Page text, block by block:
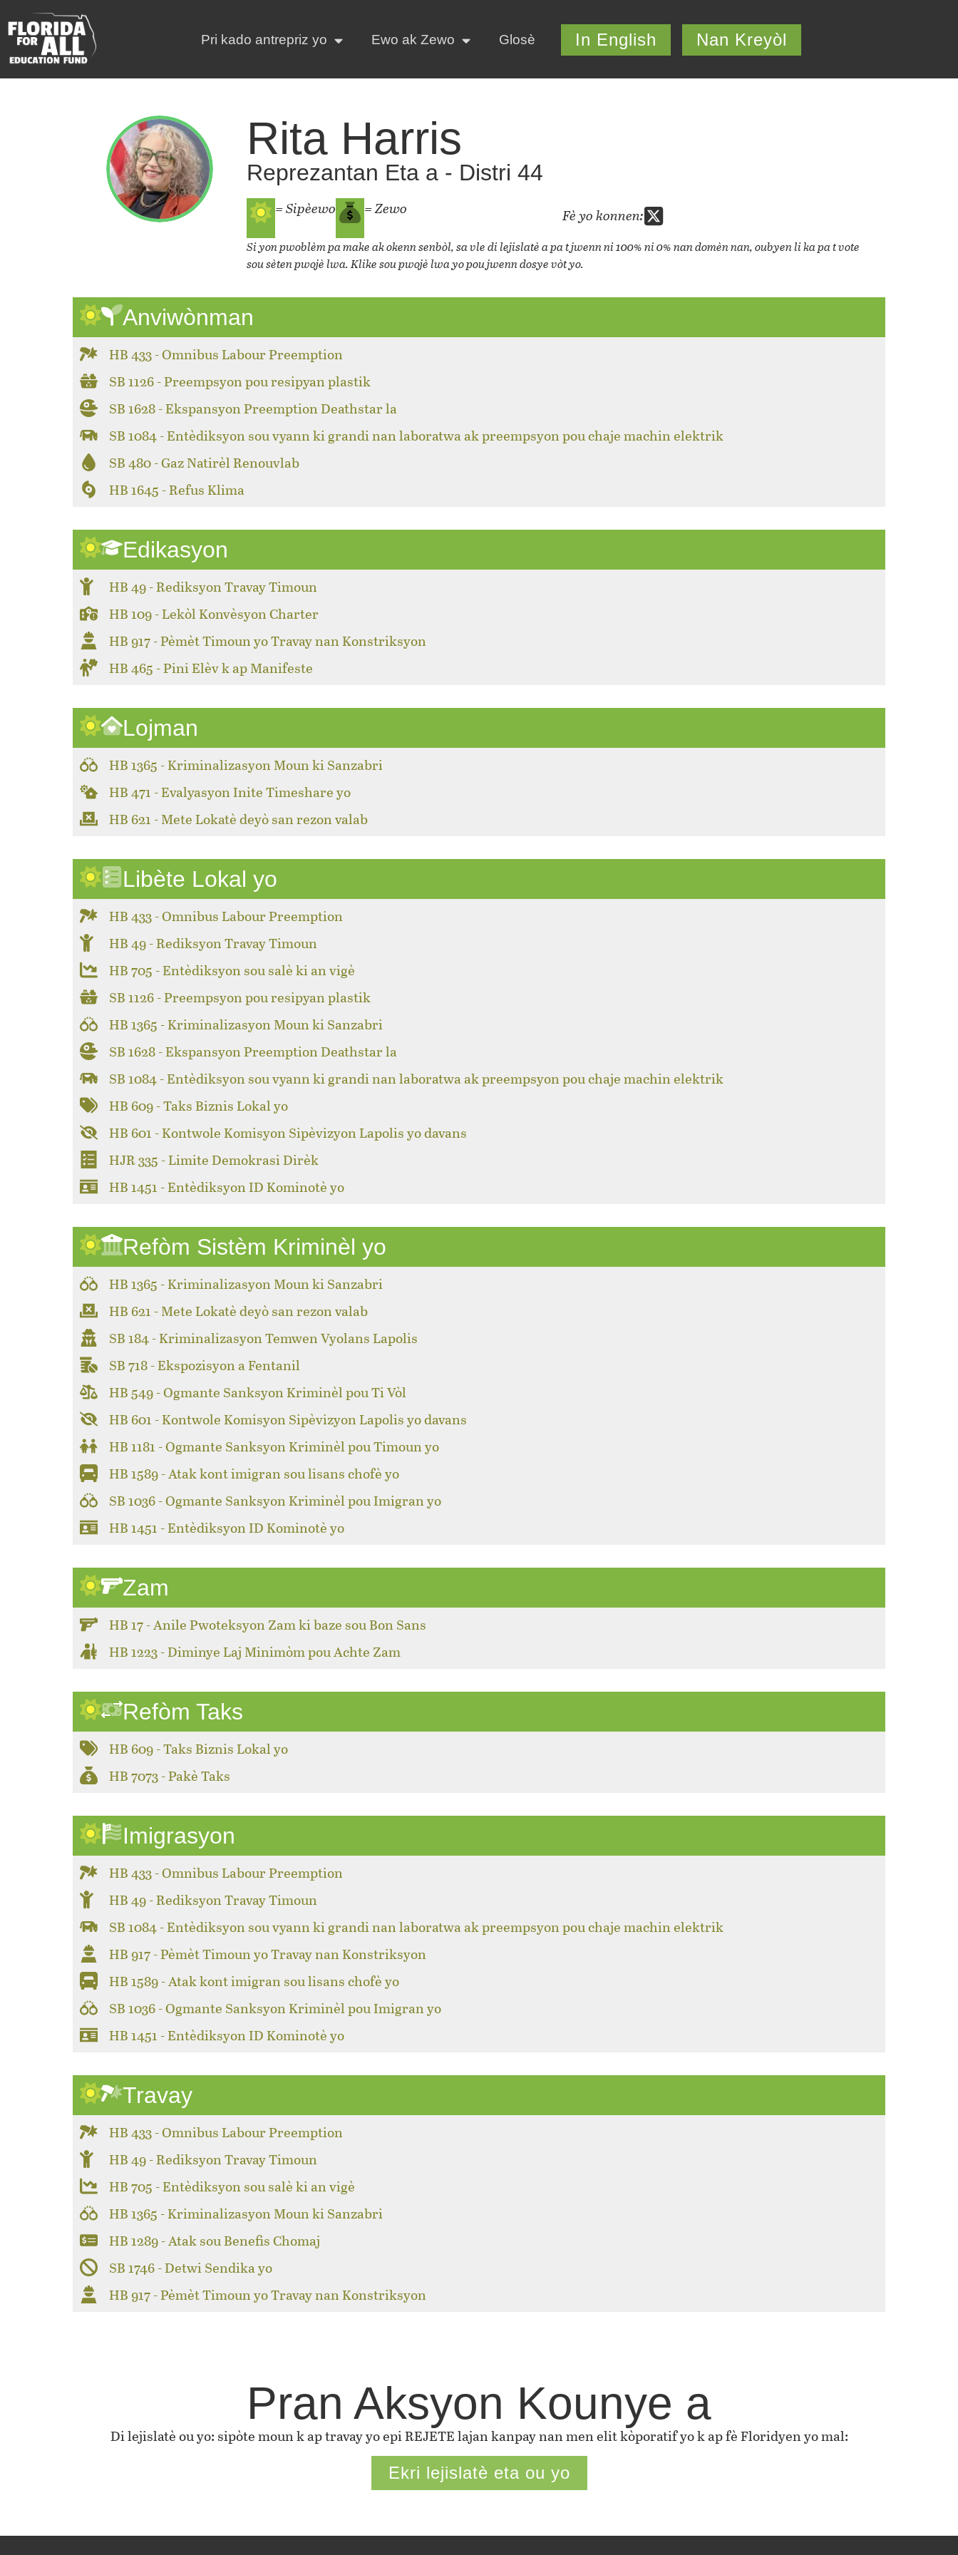
Pri kado antrepriz yo Ewo ak Zewo Glosè In English Nan Kreyòl
Rita Harris
Reprezantan Eta a - Distri 44
= Sipèewo = Zewo Fè yo konnen:
Si yon pwoblèm pa make ak okenn senbòl, sa vle di lejislatè a pa t jwenn ni 100% ni 0% nan domèn nan, oubyen li ka pa t vote
sou sèten pwojè lwa. Klike sou pwojè lwa yo pou jwenn dosye vòt yo.
Anviwònman
HB 433 - Omnibus Labour Preemption
SB 1126 - Preempsyon pou resipyan plastik
SB 1628 - Ekspansyon Preemption Deathstar la
SB 1084 - Entèdiksyon sou vyann ki grandi nan laboratwa ak preempsyon pou chaje machin elektrik
SB 480 - Gaz Natirèl Renouvlab
HB 1645 - Refus Klima
Edikasyon
HB 49 - Rediksyon Travay Timoun
HB 109 - Lekòl Konvèsyon Charter
HB 917 - Pèmèt Timoun yo Travay nan Konstriksyon
HB 465 - Pini Elèv k ap Manifeste
Lojman
HB 1365 - Kriminalizasyon Moun ki Sanzabri
HB 471 - Evalyasyon Inite Timeshare yo
HB 621 - Mete Lokatè deyò san rezon valab
Libète Lokal yo
HB 433 - Omnibus Labour Preemption
HB 49 - Rediksyon Travay Timoun
HB 705 - Entèdiksyon sou salè ki an vigè
SB 1126 - Preempsyon pou resipyan plastik
HB 1365 - Kriminalizasyon Moun ki Sanzabri
SB 1628 - Ekspansyon Preemption Deathstar la
SB 1084 - Entèdiksyon sou vyann ki grandi nan laboratwa ak preempsyon pou chaje machin elektrik
HB 609 - Taks Biznis Lokal yo
HB 601 - Kontwole Komisyon Sipèvizyon Lapolis yo davans
HJR 335 - Limite Demokrasi Dirèk
HB 1451 - Entèdiksyon ID Kominotè yo
Refòm Sistèm Kriminèl yo
HB 1365 - Kriminalizasyon Moun ki Sanzabri
HB 621 - Mete Lokatè deyò san rezon valab
SB 184 - Kriminalizasyon Temwen Vyolans Lapolis
SB 718 - Ekspozisyon a Fentanil
HB 549 - Ogmante Sanksyon Kriminèl pou Ti Vòl
HB 601 - Kontwole Komisyon Sipèvizyon Lapolis yo davans
HB 1181 - Ogmante Sanksyon Kriminèl pou Timoun yo
HB 1589 - Atak kont imigran sou lisans chofè yo
SB 1036 - Ogmante Sanksyon Kriminèl pou Imigran yo
HB 1451 - Entèdiksyon ID Kominotè yo
Zam
HB 17 - Anile Pwoteksyon Zam ki baze sou Bon Sans
HB 1223 - Diminye Laj Minimòm pou Achte Zam
Refòm Taks
HB 609 - Taks Biznis Lokal yo
HB 7073 - Pakè Taks
Imigrasyon
HB 433 - Omnibus Labour Preemption
HB 49 - Rediksyon Travay Timoun
SB 1084 - Entèdiksyon sou vyann ki grandi nan laboratwa ak preempsyon pou chaje machin elektrik
HB 917 - Pèmèt Timoun yo Travay nan Konstriksyon
HB 1589 - Atak kont imigran sou lisans chofè yo
SB 1036 - Ogmante Sanksyon Kriminèl pou Imigran yo
HB 1451 - Entèdiksyon ID Kominotè yo
Travay
HB 433 - Omnibus Labour Preemption
HB 49 - Rediksyon Travay Timoun
HB 705 - Entèdiksyon sou salè ki an vigè
HB 1365 - Kriminalizasyon Moun ki Sanzabri
HB 1289 - Atak sou Benefis Chomaj
SB 1746 - Detwi Sendika yo
HB 917 - Pèmèt Timoun yo Travay nan Konstriksyon
Pran Aksyon Kounye a
Di lejislatè ou yo: sipòte moun k ap travay yo epi REJETE lajan kanpay nan men elit kòporatif yo k ap fè Floridyen yo mal:
Ekri lejislatè eta ou yo